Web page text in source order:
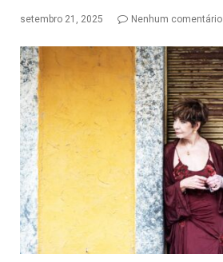
setembro 21, 2025 Nenhum comentário